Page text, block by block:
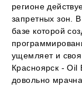
регионе
запретных зон.
базе которой
ущемляет и
Красноярск - Oil
довольно